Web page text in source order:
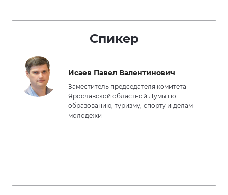
Спикер
Исаев Павел Валентинович
Заместитель председателя комитета
Ярославской областной Думы по
образованию, туризму, спорту и делам
молодежи